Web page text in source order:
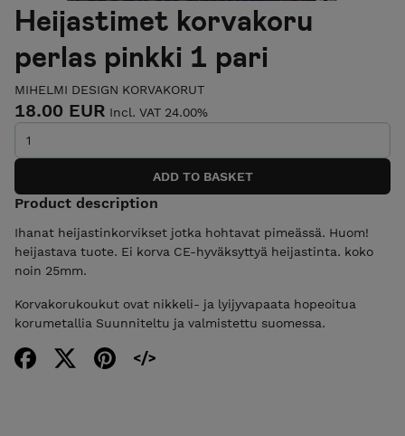
Heijastimet korvakoru
perlas pinkki 1 pari
MIHELMI DESIGN KORVAKORUT
18.00 EUR Incl. VAT 24.00%
Product description
Ihanat heijastinkorvikset jotka hohtavat pimeässä. Huom!
heijastava tuote. Ei korva CE-hyväksyttyä heijastinta. koko
noin 25mm.
Korvakorukoukut ovat nikkeli- ja lyijyvapaata hopeoitua
korumetallia Suunniteltu ja valmistettu suomessa.